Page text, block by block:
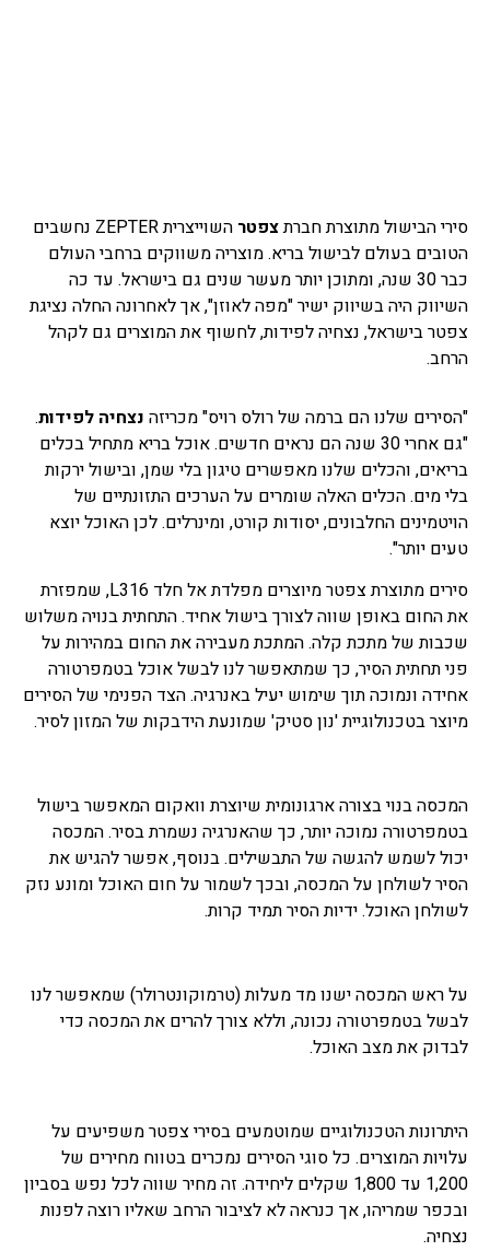
סירי הבישול מתוצרת חברתצפטר
השוייצרית ZEPTER נחשבים
הטובים בעולם לבישול בריא. מוצריה משווקים ברחבי העולם
כבר 30 שנה, ומתוכן יותר מעשר שנים גם בישראל. עד כה
השיווק היה בשיווק ישיר "מפה לאוזן", אך לאחרונה החלה נציגת
צפטר בישראל, נצחיה לפידות, לחשוף את המוצרים גם לקהל
הרחב.
"הסירים שלנו הם ברמה של רולס רויס" מכריזה נצחיה לפידות.
"גם אחרי 30 שנה הם נראים חדשים. אוכל בריא מתחיל בכלים
בריאים, והכלים שלנו מאפשרים טיגון בלי שמן, ובישול ירקות
בלי מים. הכלים האלה שומרים על הערכים התזונתיים של
הויטמינים החלבונים, יסודות קורט, ומינרלים. לכן האוכל יוצא
טעים יותר".
סירים מתוצרת צפטר מיוצרים מפלדת אל חלד L316, שמפזרת
את החום באופן שווה לצורך בישול אחיד. התחתית בנויה משלוש
שכבות של מתכת קלה. המתכת מעבירה את החום במהירות על
פני תחתית הסיר, כך שמתאפשר לנו לבשל אוכל בטמפרטורה
אחידה ונמוכה תוך שימוש יעיל באנרגיה. הצד הפנימי של הסירים
מיוצר בטכנולוגיית 'נון סטיק' שמונעת הידבקות של המזון לסיר.
המכסה בנוי בצורה ארגונומית שיוצרת וואקום המאפשר בישול
בטמפרטורה נמוכה יותר, כך שהאנרגיה נשמרת בסיר. המכסה
יכול לשמש להגשה של התבשילים. בנוסף, אפשר להגיש את
הסיר לשולחן על המכסה, ובכך לשמור על חום האוכל ומונע נזק
לשולחן האוכל. ידיות הסיר תמיד קרות.
על ראש המכסה ישנו מד מעלות (טרמוקונטרולר) שמאפשר לנו
לבשל בטמפרטורה נכונה, וללא צורך להרים את המכסה כדי
לבדוק את מצב האוכל.
היתרונות הטכנולוגיים שמוטמעים בסירי צפטר משפיעים על
עלויות המוצרים. כל סוגי הסירים נמכרים בטווח מחירים של
1,200 עד 1,800 שקלים ליחידה. זה מחיר שווה לכל נפש בסביון
ובכפר שמריהו, אך כנראה לא לציבור הרחב שאליו רוצה לפנות
נצחיה.